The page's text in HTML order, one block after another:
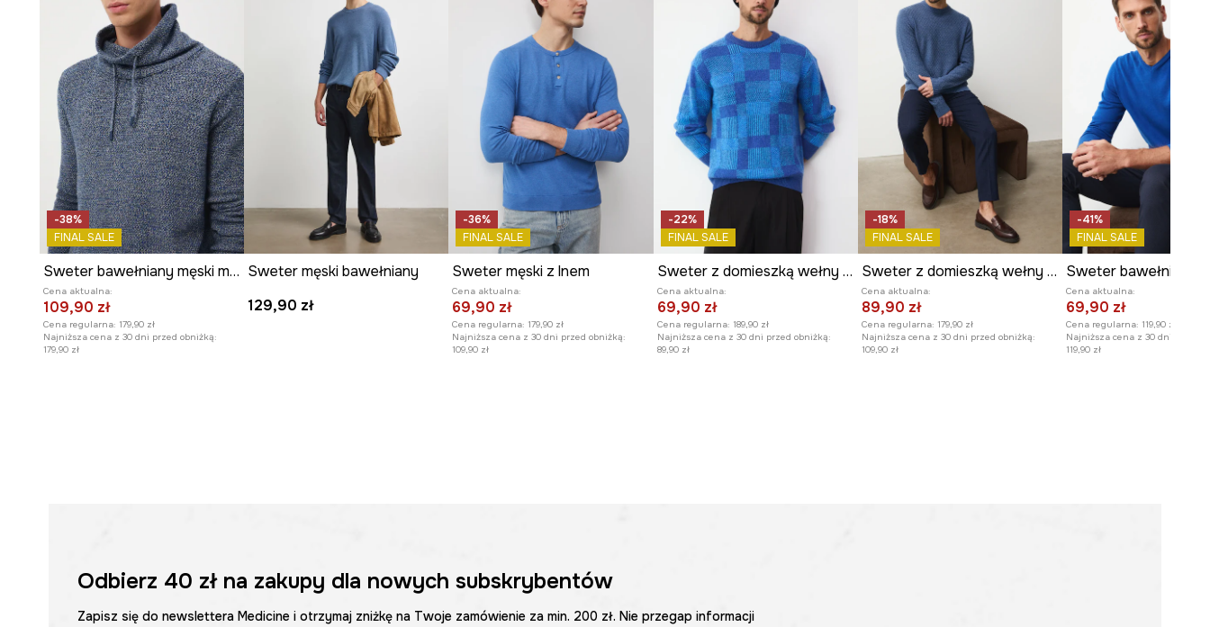
-38%
FINAL SALE
Sweter bawełniany męski melanżowy
Cena aktualna:
109,90 zł
Cena regularna: 179,90 zł
Najniższa cena z 30 dni przed obniżką:
179,90 zł
Sweter męski bawełniany
129,90 zł
-36%
FINAL SALE
Sweter męski z lnem
Cena aktualna:
69,90 zł
Cena regularna: 179,90 zł
Najniższa cena z 30 dni przed obniżką:
109,90 zł
-22%
FINAL SALE
Sweter z domieszką wełny męski wzorzysty
Cena aktualna:
69,90 zł
Cena regularna: 189,90 zł
Najniższa cena z 30 dni przed obniżką:
89,90 zł
-18%
FINAL SALE
Sweter z domieszką wełny męski z fakturą
Cena aktualna:
89,90 zł
Cena regularna: 179,90 zł
Najniższa cena z 30 dni przed obniżką:
109,90 zł
-41%
FINAL SALE
Cena aktualna:
69,90 zł
Cena regularna: 119,90 zł
Najniższa cena z 30 dni przed
119,90 zł
Odbierz 40 złna zakupy dla nowych subskrybentów
Zapisz się do newslettera Medicine i otrzymaj zniżkę na Twoje zamówienie za min. 200 zł. Nie przegap informacji